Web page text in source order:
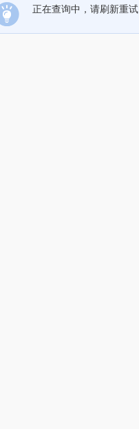
正在查询中，请刷新重试